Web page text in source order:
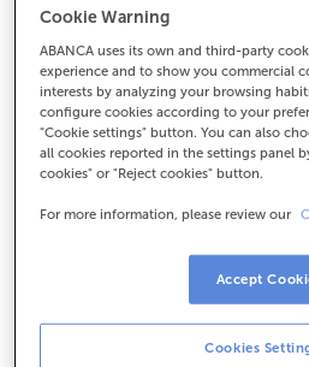
para aprazar
compra coa
de crédito?
unha compra coa miña
Para que poidas aprazar unha
ao instante, coa túa tarxeta de
Cookie Warning
ABANCA uses its own and third-party
experience and to show you commercial
interests by analyzing your browsing
configure cookies according to your
"Cookie settings" button. You can also
all cookies reported in the settings panel
cookies" or "Reject cookies" button.
For more information, please review our
Cookies
Accept